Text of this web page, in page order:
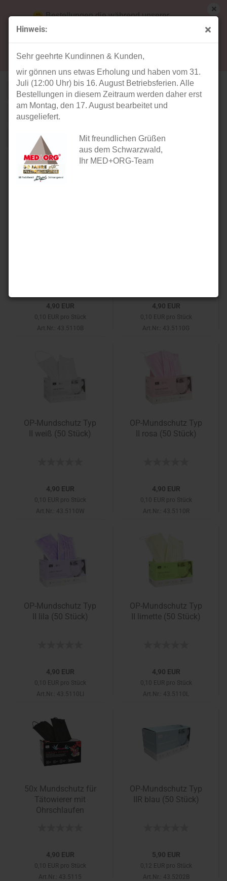
Hinweis:
Sehr geehrte Kundinnen & Kunden,
wir gönnen uns etwas Erholung und haben vom 31.
Juli (12:00 Uhr) bis 16. August Betriebsferien. Alle
Bestellungen in diesem Zeitraum werden daher erst
am Montag, den 17. August bearbeitet und
ausgeliefert.
Mit freundlichen Grüßen
aus dem Schwarzwald,
Ihr MED+ORG-Team
Bestellungen die während unserer
Betriebsferien (31. Juli ab 12:00 Uhr bis 16.
Sortieren nach
Sortieren nach Alle Hersteller
40 pro Seite
4,90 EUR
0,10 EUR pro Stück
Art.Nr.: 43.5110B
4,90 EUR
0,10 EUR pro Stück
Art.Nr.: 43.5110G
OP-Mundschutz Typ
II weiß (50 Stück)
4,90 EUR
0,10 EUR pro Stück
Art.Nr.: 43.5110W
OP-Mundschutz Typ
II rosa (50 Stück)
4,90 EUR
0,10 EUR pro Stück
Art.Nr.: 43.5110R
OP-Mundschutz Typ
II lila (50 Stück)
4,90 EUR
0,10 EUR pro Stück
Art.Nr.: 43.5110LI
OP-Mundschutz Typ
II limette (50 Stück)
4,90 EUR
0,10 EUR pro Stück
Art.Nr.: 43.5110L
50x Mundschutz für
Tätowierer mit
Ohrschlaufen
4,90 EUR
0,10 EUR pro Stück
Art.Nr.: 43.5115
OP-Mundschutz Typ
IIR blau (50 Stück)
5,90 EUR
0,12 EUR pro Stück
Art.Nr.: 43.5202B